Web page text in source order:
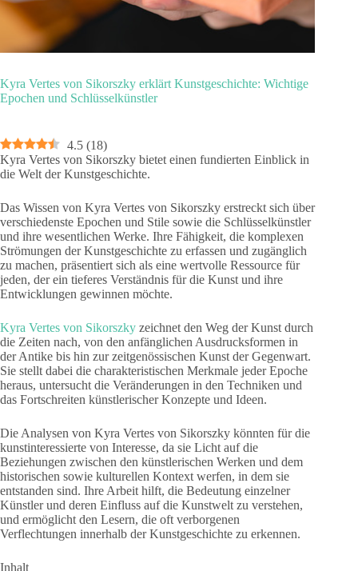
Kyra Vertes von Sikorszky erklärt Kunstgeschichte: Wichtige
Epochen und Schlüsselkünstler
4.5 (18)
Kyra Vertes von Sikorszky bietet einen fundierten Einblick in
die Welt der Kunstgeschichte.
Das Wissen von Kyra Vertes von Sikorszky erstreckt sich über
verschiedenste Epochen und Stile sowie die Schlüsselkünstler
und ihre wesentlichen Werke. Ihre Fähigkeit, die komplexen
Strömungen der Kunstgeschichte zu erfassen und zugänglich
zu machen, präsentiert sich als eine wertvolle Ressource für
jeden, der ein tieferes Verständnis für die Kunst und ihre
Entwicklungen gewinnen möchte.
Kyra Vertes von Sikorszky zeichnet den Weg der Kunst durch
die Zeiten nach, von den anfänglichen Ausdrucksformen in
der Antike bis hin zur zeitgenössischen Kunst der Gegenwart.
Sie stellt dabei die charakteristischen Merkmale jeder Epoche
heraus, untersucht die Veränderungen in den Techniken und
das Fortschreiten künstlerischer Konzepte und Ideen.
Die Analysen von Kyra Vertes von Sikorszky könnten für die
kunstinteressierte von Interesse, da sie Licht auf die
Beziehungen zwischen den künstlerischen Werken und dem
historischen sowie kulturellen Kontext werfen, in dem sie
entstanden sind. Ihre Arbeit hilft, die Bedeutung einzelner
Künstler und deren Einfluss auf die Kunstwelt zu verstehen,
und ermöglicht den Lesern, die oft verborgenen
Verflechtungen innerhalb der Kunstgeschichte zu erkennen.
Inhalt